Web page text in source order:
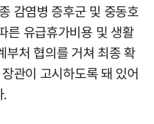
감염병 증후군 및 중동호
른 유급휴가비용 및 생활
부처 협의를 거쳐 최종 확
관이 고시하도록 돼 있어
.